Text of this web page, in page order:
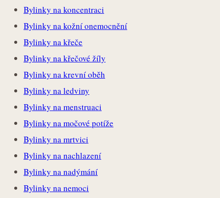
Bylinky na koncentraci
Bylinky na kožní onemocnění
Bylinky na křeče
Bylinky na křečové žíly
Bylinky na krevní oběh
Bylinky na ledviny
Bylinky na menstruaci
Bylinky na močové potíže
Bylinky na mrtvici
Bylinky na nachlazení
Bylinky na nadýmání
Bylinky na nemoci